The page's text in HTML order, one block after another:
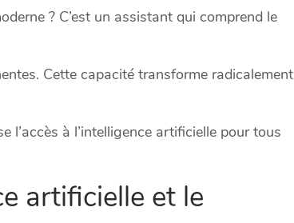
? C’est un assistant qui comprend le
Cette capacité transforme radicalement
l’accès à l’intelligence artificielle pour tous
artificielle et le